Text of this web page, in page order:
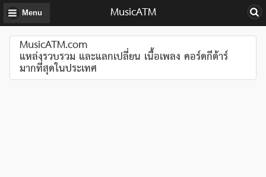
Menu
MusicATM
MusicATM.com
แหล่งรวบรวม และแลกเปลี่ยน เนื้อเพลง คอร์ดกีต้าร์
มากที่สุดในประเทศ